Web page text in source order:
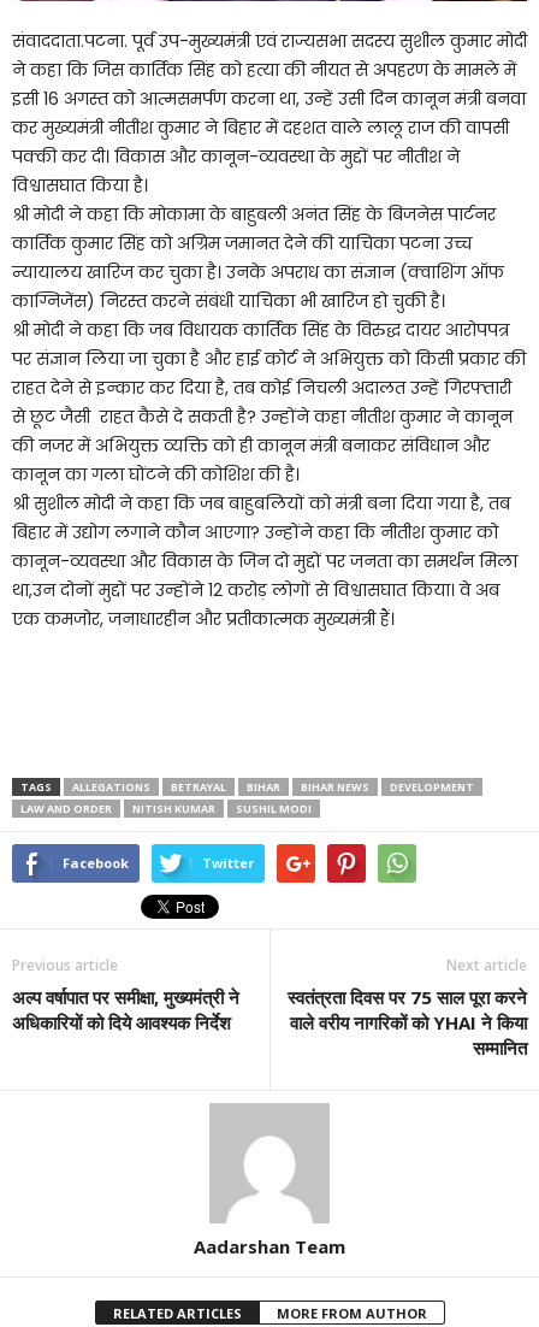
संवाददाता.पटना. पूर्व उप-मुख्यमंत्री एवं राज्यसभा सदस्य सुशील कुमार मोदी
ने कहा कि जिस कार्तिक सिंह को हत्या की नीयत से अपहरण के मामले में
इसी 16 अगस्त को आत्मसमर्पण करना था, उन्हें उसी दिन कानून मंत्री बनवा
कर मुख्यमंत्री नीतीश कुमार ने बिहार में दहशत वाले लालू राज की वापसी
पक्की कर दी। विकास और कानून-व्यवस्था के मुद्दों पर नीतीश ने
विश्वासघात किया है।
श्री मोदी ने कहा कि मोकामा के बाहुबली अनंत सिंह के बिजनेस पार्टनर
कार्तिक कुमार सिंह को अग्रिम जमानत देने की याचिका पटना उच्च
न्यायालय खारिज कर चुका है। उनके अपराध का संज्ञान (क्वाशिंग ऑफ
काग्निजेंस) निरस्त करने संबंधी याचिका भी खारिज हो चुकी है।
श्री मोदी ने कहा कि जब विधायक कार्तिक सिंह के विरुद्ध दायर आरोपपत्र
पर संज्ञान लिया जा चुका है और हाई कोर्ट ने अभियुक्त को किसी प्रकार की
राहत देने से इन्कार कर दिया है, तब कोई निचली अदालत उन्हें गिरफ्तारी
से छूट जैसी राहत कैसे दे सकती है? उन्होंने कहा नीतीश कुमार ने कानून
की नजर में अभियुक्त व्यक्ति को ही कानून मंत्री बनाकर संविधान और
कानून का गला घोंटने की कोशिश की है।
श्री सुशील मोदी ने कहा कि जब बाहुबलियों को मंत्री बना दिया गया है, तब
बिहार में उद्योग लगाने कौन आएगा? उन्होंने कहा कि नीतीश कुमार को
कानून-व्यवस्था और विकास के जिन दो मुद्दों पर जनता का समर्थन मिला
था,उन दोनों मुद्दों पर उन्होंने 12 करोड़ लोगों से विश्वासघात किया। वे अब
एक कमजोर, जनाधारहीन और प्रतीकात्मक मुख्यमंत्री हैं।
TAGS ALLEGATIONS BETRAYAL BIHAR BIHAR NEWS
DEVELOPMENT
LAW AND ORDER
NITISH KUMAR SUSHIL MODI
Facebook Twitter
Previous article
अल्प वर्षापात पर समीक्षा, मुख्यमंत्री ने
अधिकारियों को दिये आवश्यक निर्देश
Next article
स्वतंत्रता दिवस पर 75 साल पूरा करने
वाले वरीय नागरिकों को YHAI ने किया
सम्मानित
Aadarshan Team
RELATED ARTICLES MORE FROM AUTHOR